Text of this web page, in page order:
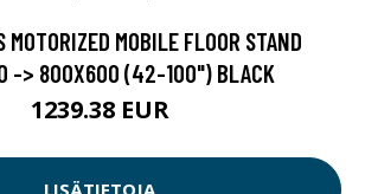
MOTORIZED MOBILE FLOOR STAND
-> 800X600 (42-100") BLACK
1239.38 EUR